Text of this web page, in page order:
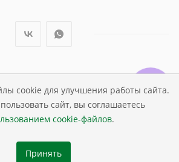
cookie для улучшения работы сайта.
сайт, вы соглашаетесь
cookie-файлов.
Принять